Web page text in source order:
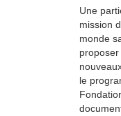
Une
mission
monde
le